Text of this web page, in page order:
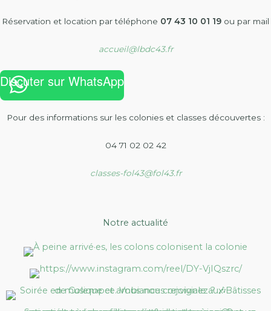
Réservation et location par téléphone 07 43 10 01 19 ou par mail
accueil@lbdc43.fr
Discuter sur WhatsApp
Pour des informations sur les colonies et classes découvertes :
04 71 02 02 42
classes-fol43@fol43.fr
Notre actualité